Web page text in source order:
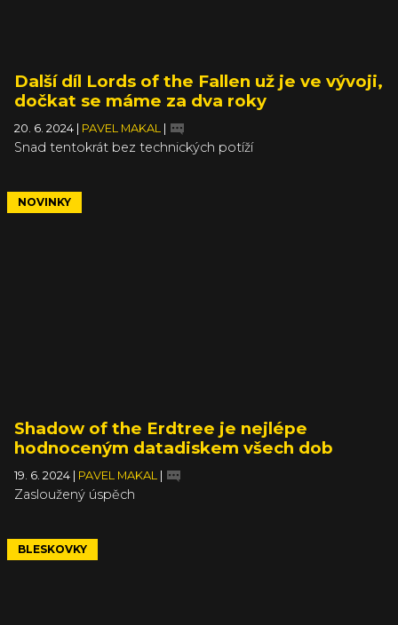
Další díl Lords of the Fallen už je ve vývoji,
dočkat se máme za dva roky
20. 6. 2024 | PAVEL MAKAL |
Snad tentokrát bez technických potíží
NOVINKY
Shadow of the Erdtree je nejlépe
hodnoceným datadiskem všech dob
19. 6. 2024 | PAVEL MAKAL |
Zasloužený úspěch
BLESKOVKY